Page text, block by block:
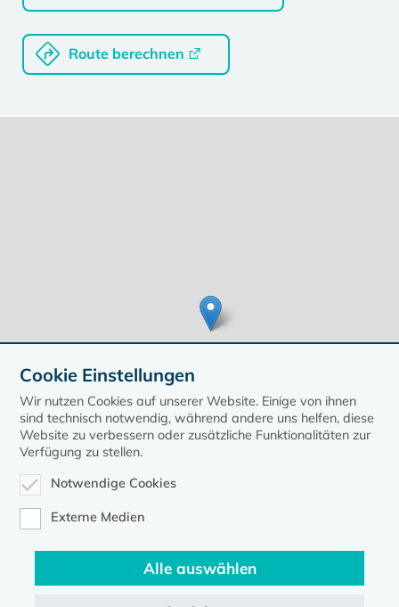
Route berechnen
zurück zur Übersicht der Veranstaltungen
Cookie Einstellungen
Wir nutzen Cookies auf unserer Website. Einige von ihnen
sind technisch notwendig, während andere uns helfen, diese
Website zu verbessern oder zusätzliche Funktionalitäten zur
Verfügung zu stellen.
Notwendige Cookies
Externe Medien
Alle auswählen